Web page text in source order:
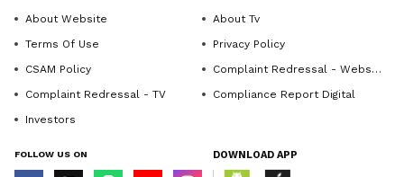
About Website
About Tv
Terms Of Use
Privacy Policy
CSAM Policy
Complaint Redressal - Website
Complaint Redressal - TV
Compliance Report Digital
Investors
FOLLOW US ON DOWNLOAD APP